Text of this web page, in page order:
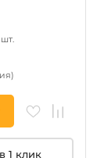
1 клик